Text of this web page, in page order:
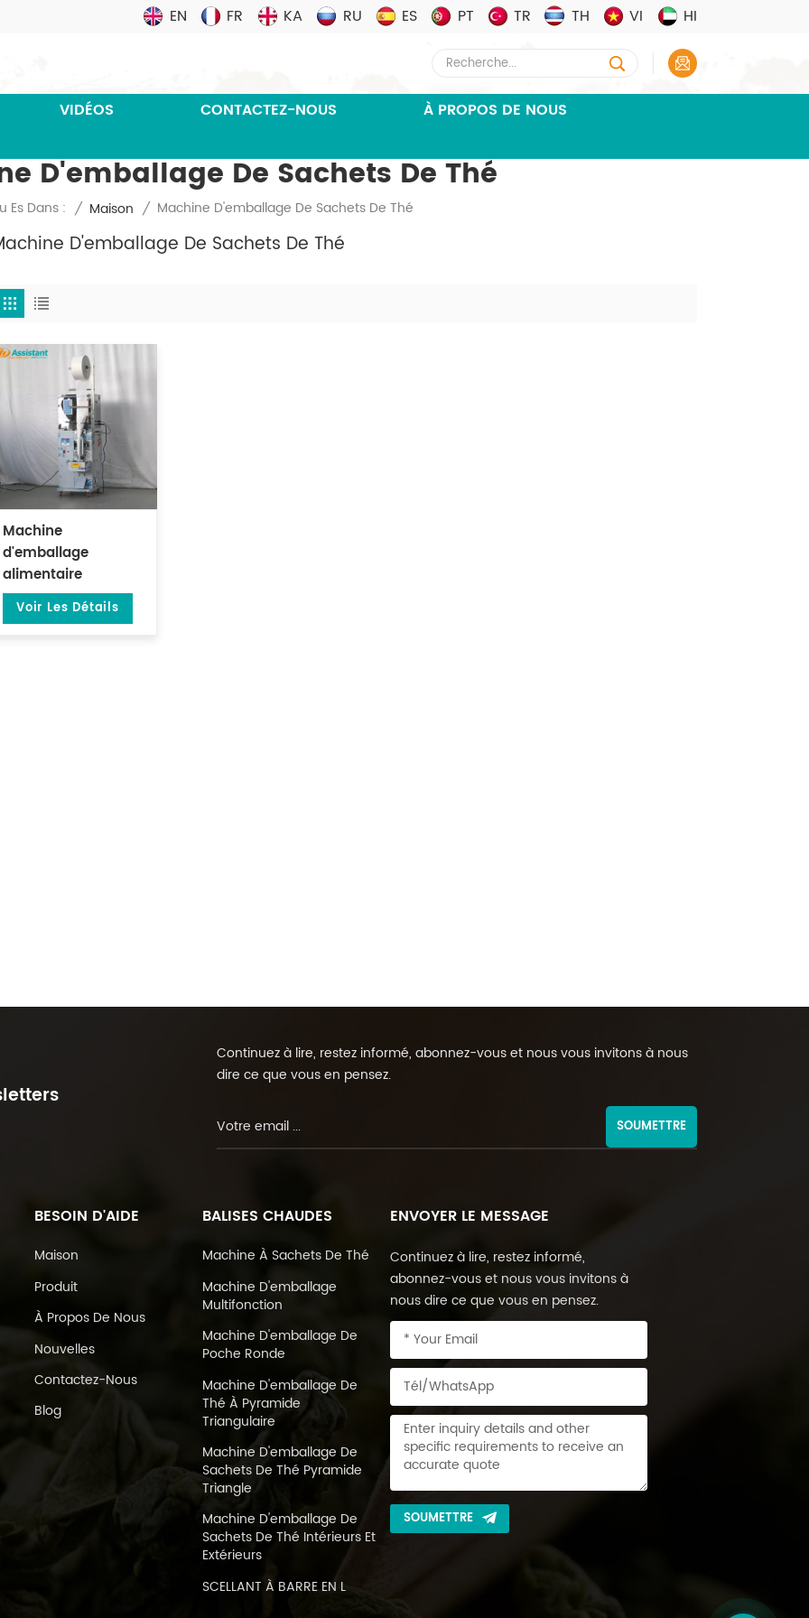
EN FR KA RU ES PT TR TH VI HI
VIDÉOS CONTACTEZ-NOUS
À PROPOS DE NOUS
D'emballage De Sachets De Thé
Es Dans : / Maison / Machine D'emballage De Sachets De Thé
D'emballage De Sachets De Thé
Machine
d'emballage
alimentaire
automatique à
fermeture arrière
Voir Les Détails
Continuez à lire, restez informé, abonnez-vous et nous vous invitons à nous
dire ce que vous en pensez.
SOUMETTRE
BESOIN D'AIDE
Maison
Produit
À Propos De Nous
Nouvelles
Contactez-Nous
Blog
BALISES CHAUDES
Machine À Sachets De Thé
Machine D'emballage
Multifonction
Machine D'emballage De
Poche Ronde
Machine D'emballage De
Thé À Pyramide
Triangulaire
Machine D'emballage De
Sachets De Thé Pyramide
Triangle
Machine D'emballage De
Sachets De Thé Intérieurs Et
Extérieurs
SCELLANT À BARRE EN L
ENVOYER LE MESSAGE
Continuez à lire, restez informé,
abonnez-vous et nous vous invitons à
nous dire ce que vous en pensez.
SOUMETTRE